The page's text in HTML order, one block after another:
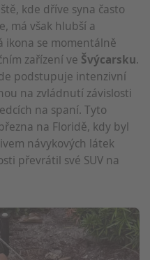
kde dříve syna často
má však hlubší a
ikona se momentálně
zařízení ve Švýcarsku.
podstupuje intenzivní
na zvládnutí závislosti
na spaní. Tyto
na Floridě, kdy byl
návykových látek
převrátil své SUV na